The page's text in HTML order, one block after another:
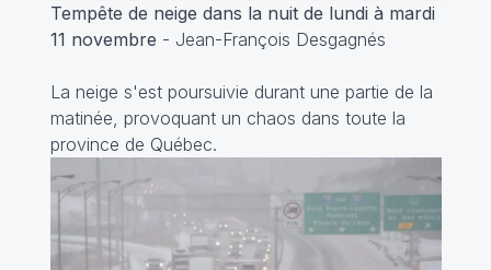
Tempête de neige dans la nuit de lundi à mardi
11 novembre - Jean-François Desgagnés
La neige s'est poursuivie durant une partie de la
matinée, provoquant un chaos dans toute la
province de Québec.